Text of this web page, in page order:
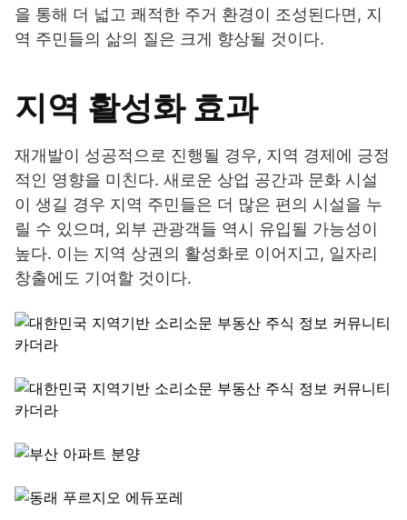
을 통해 더 넓고 쾌적한 주거 환경이 조성된다면, 지
역 주민들의 삶의 질은 크게 향상될 것이다.
지역 활성화 효과
재개발이 성공적으로 진행될 경우, 지역 경제에 긍정
적인 영향을 미친다. 새로운 상업 공간과 문화 시설
이 생길 경우 지역 주민들은 더 많은 편의 시설을 누
릴 수 있으며, 외부 관광객들 역시 유입될 가능성이
높다. 이는 지역 상권의 활성화로 이어지고, 일자리
창출에도 기여할 것이다.